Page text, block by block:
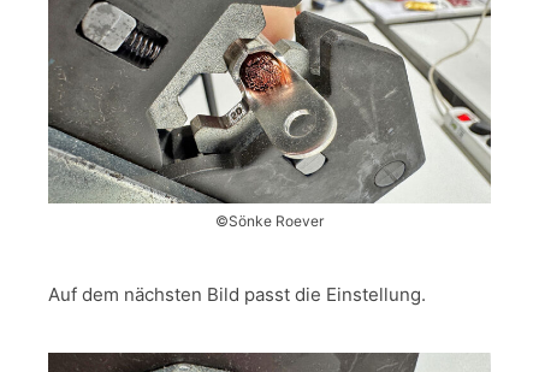
©Sönke Roever
Auf dem nächsten Bild passt die Einstellung.